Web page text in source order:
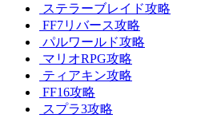
ステラーブレイド攻略
FF7リバース攻略
パルワールド攻略
マリオRPG攻略
ティアキン攻略
FF16攻略
スプラ3攻略